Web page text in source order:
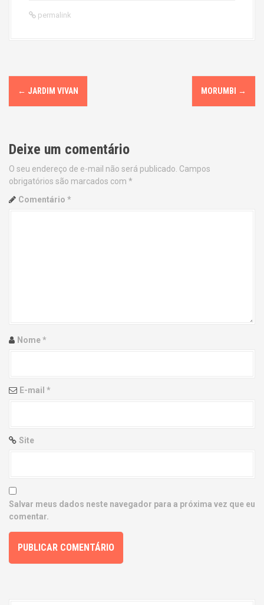
permalink
P
o
t
n
a
i
n
← JARDIM VIVAN MORUMBI →
Deixe um comentário
O seu endereço de e-mail não será publicado. Campos
obrigatórios são marcados com *
Comentário *
Nome*
E-mail *
Site
Salvar meus dados neste navegador para a próxima vez que eu
comentar.